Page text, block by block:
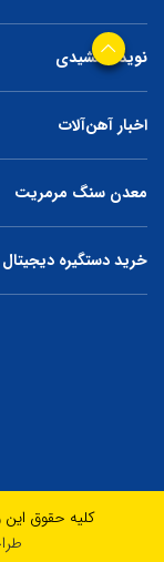
نوید جمشیدی
اخبار آهن‌آلات
معدن سنگ مرمریت
خرید دستگیره
کلیه حقوق این